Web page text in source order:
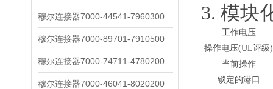
穆尔连接器7000-44541-7960300
穆尔连接器7000-89701-7910500
穆尔连接器7000-74711-4780200
穆尔连接器7000-46041-8020200
3. 模块
工作电压
操作电压(UL评级)
当前操作
锁定的港口